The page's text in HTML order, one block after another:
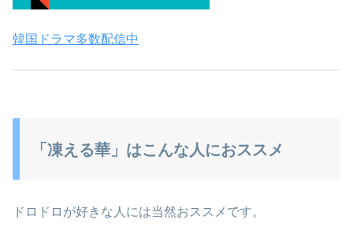
韓国ドラマ多数配信中
「凍える華」はこんな人におススメ
ドロドロが好きな人には当然おススメです。